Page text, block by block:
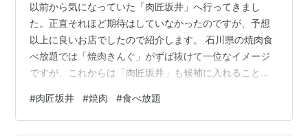
以前から気になっていた「肉匠坂井」へ行ってきまし
た。正直それほど期待はしていなかったのですが、予想
以上に良いお店でしたので紹介します。 石川県の焼肉食
べ放題では「焼肉きんぐ」がずば抜けて一位なイメージ
ですが、これからは「肉匠坂井」も候補に入れることに
が３種類ある 味は美味しくて満足 ちょっと残念な点２つ
営業時間・定休日 営業時間： 平日 ： 17:00～23:00 土
#肉匠坂井 #焼肉 #食べ放題